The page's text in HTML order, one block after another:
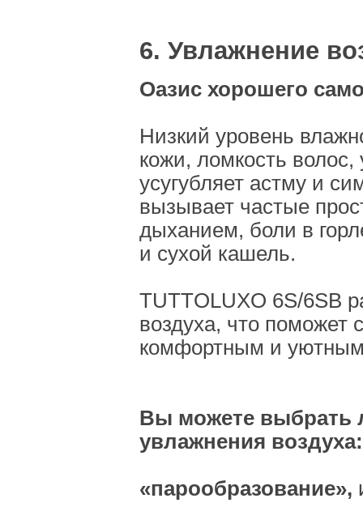
6. Увлажнение
Оазис хорошего
Низкий уровень
кожи, ломкость волос,
усугубляет астму и
вызывает частые
дыханием, боли в
и сухой кашель.
TUTTOLUXO 6S/6SB
воздуха, что поможет
комфортным и
Вы можете выбрать
увлажнения воздуха:
«парообразование»,